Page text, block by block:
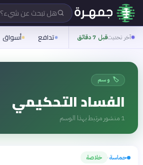
هل تبحث عن شيء؟
آخر تحديثقبل 7 دقائق تدافع أسواق
🏷️ وسم
الفساد التحكيمي
1 منشور مرتبط بهذا الوسم
حماسة› خلاصة